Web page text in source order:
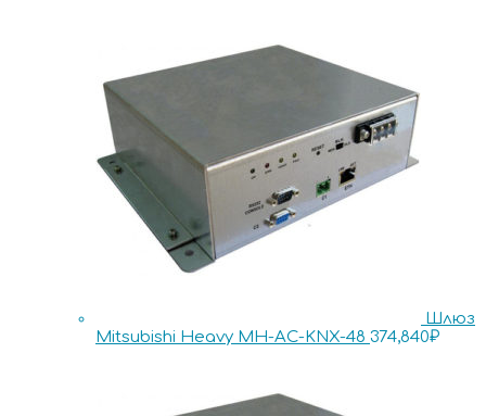
Шлюз
Mitsubishi Heavy MH-AC-KNX-48 374,840₽